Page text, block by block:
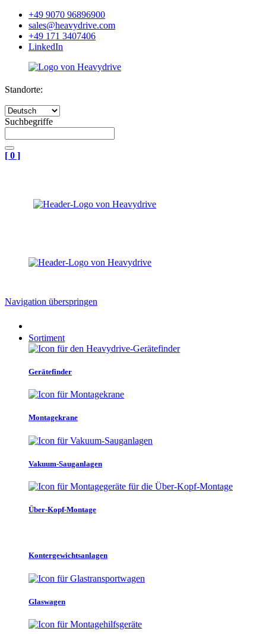
+49 9070 96896900
sales@heavydrive.com
+49 171 3407406
LinkedIn
Standorte:
Suchbegriffe
[ 0 ]
Navigation überspringen
Sortiment
Gerätefinder
Montagekrane
Vakuum-Sauganlagen
Über-Kopf-Montage
Kontergewichtsanlagen
Glaswagen